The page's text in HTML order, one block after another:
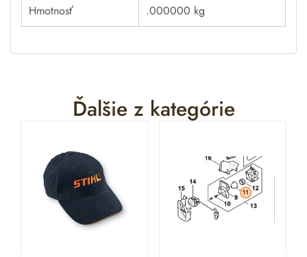
Hmotnosť .000000 kg
Ďalšie z kategórie